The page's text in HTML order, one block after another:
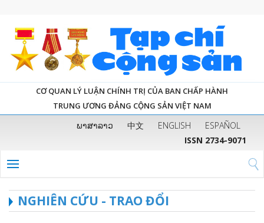
CƠ QUAN LÝ LUẬN CHÍNH TRỊ CỦA BAN CHẤP HÀNH
TRUNG ƯƠNG ĐẢNG CỘNG SẢN VIỆT NAM
ພາສາລາວ 中文 ENGLISH
ESPAÑOL
ISSN 2734-9071
NGHIÊN CỨU - TRAO ĐỔI